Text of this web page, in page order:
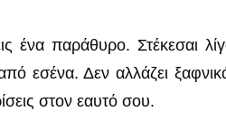
ένα παράθυρο. Στέκεσαι
εσένα. Δεν αλλάζει
στον εαυτό σου.